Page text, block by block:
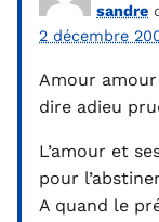
sandre
2 décembre
Amour
dire adieu
L’amour et
pour
A quand le